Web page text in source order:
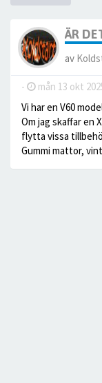
ÄR
av
- mån 13 okt
Vi har en V60
Om jag skaffar en
flytta vissa
Gummi mattor,